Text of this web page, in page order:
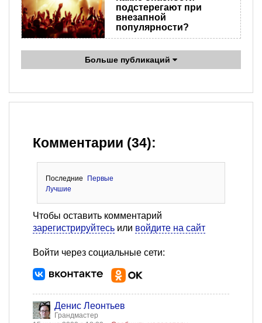
подстерегают при
внезапной
популярности?
Больше публикаций
Комментарии (34):
Последние
Первые
Лучшие
Чтобы оставить комментарий
зарегистрируйтесь или войдите на сайт
Войти через социальные сети:
Денис Леонтьев
Грандмастер